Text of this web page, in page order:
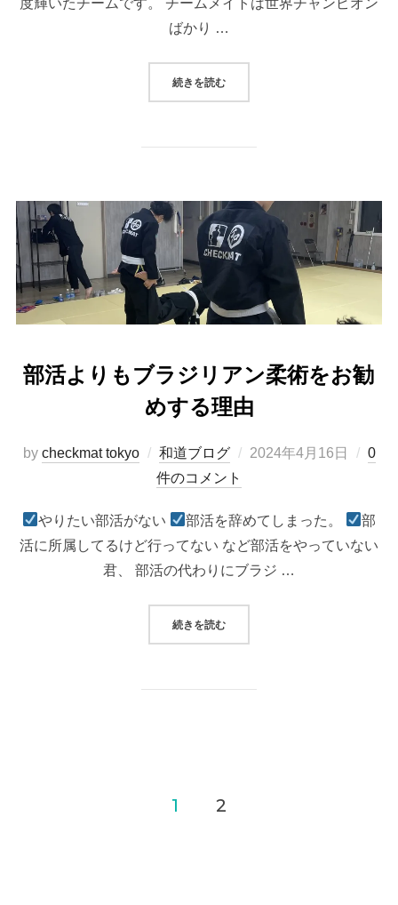
度輝いたチームです。 チームメイトは世界チャンピオン
ばかり …
続きを読む“世界を目指すならCHECKMAT”
部活よりもブラジリアン柔術をお勧
めする理由
by checkmat tokyo 和道ブログ
投
2024年4月16日
0
件のコメント
やりたい部活がない 部活を辞めてしまった。
部
活に所属してるけど行ってない など部活をやっていない
君、 部活の代わりにブラジ …
続きを読む“部活よりもブラジリアン柔術をお
1 2